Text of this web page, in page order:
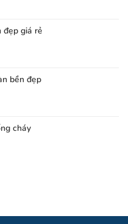
₫.
đẹp giá rẻ
₫.
bền đẹp
₫.
cháy